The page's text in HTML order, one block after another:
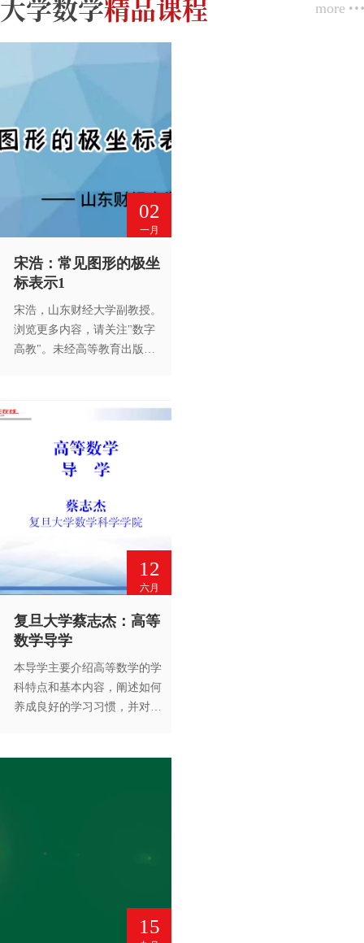
大学数学精品课程 more
02
一月
宋浩：常见图形的极坐
标表示1
宋浩，山东财经大学副教授。
浏览更多内容，请关注"数字
高教"。未经高等教育出版社
12
六月
复旦大学蔡志杰：高等
数学导学
本导学主要介绍高等数学的学
科特点和基本内容，阐述如何
养成良好的学习习惯，并对高
15